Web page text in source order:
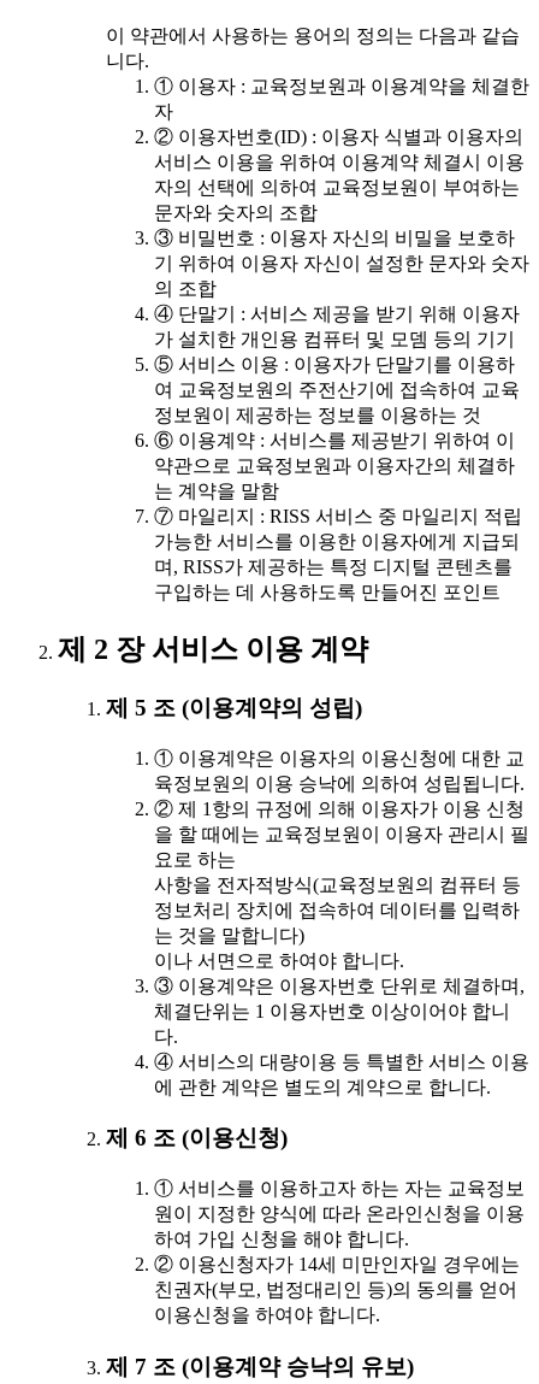
이 약관에서 사용하는 용어의 정의는 다음과 같습
니다.
① 이용자 : 교육정보원과 이용계약을 체결한
자
② 이용자번호(ID) : 이용자 식별과 이용자의
서비스 이용을 위하여 이용계약 체결시 이용
자의 선택에 의하여 교육정보원이 부여하는
문자와 숫자의 조합
③ 비밀번호 : 이용자 자신의 비밀을 보호하
기 위하여 이용자 자신이 설정한 문자와 숫자
의 조합
④ 단말기 : 서비스 제공을 받기 위해 이용자
가 설치한 개인용 컴퓨터 및 모뎀 등의 기기
⑤ 서비스 이용 : 이용자가 단말기를 이용하
여 교육정보원의 주전산기에 접속하여 교육
정보원이 제공하는 정보를 이용하는 것
⑥ 이용계약 : 서비스를 제공받기 위하여 이
약관으로 교육정보원과 이용자간의 체결하
는 계약을 말함
⑦ 마일리지 : RISS 서비스 중 마일리지 적립
가능한 서비스를 이용한 이용자에게 지급되
며, RISS가 제공하는 특정 디지털 콘텐츠를
구입하는 데 사용하도록 만들어진 포인트
제 2 장 서비스 이용 계약
제 5 조 (이용계약의 성립)
① 이용계약은 이용자의 이용신청에 대한 교
육정보원의 이용 승낙에 의하여 성립됩니다.
② 제 1항의 규정에 의해 이용자가 이용 신청
을 할 때에는 교육정보원이 이용자 관리시 필
요로 하는
사항을 전자적방식(교육정보원의 컴퓨터 등
정보처리 장치에 접속하여 데이터를 입력하
는 것을 말합니다)
이나 서면으로 하여야 합니다.
③ 이용계약은 이용자번호 단위로 체결하며,
체결단위는 1 이용자번호 이상이어야 합니
다.
④ 서비스의 대량이용 등 특별한 서비스 이용
에 관한 계약은 별도의 계약으로 합니다.
제 6 조 (이용신청)
① 서비스를 이용하고자 하는 자는 교육정보
원이 지정한 양식에 따라 온라인신청을 이용
하여 가입 신청을 해야 합니다.
② 이용신청자가 14세 미만인자일 경우에는
친권자(부모, 법정대리인 등)의 동의를 얻어
이용신청을 하여야 합니다.
제 7 조 (이용계약 승낙의 유보)